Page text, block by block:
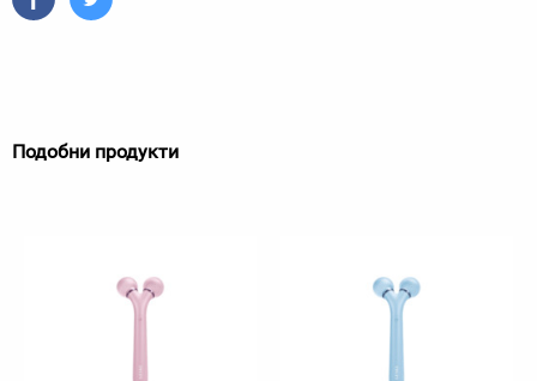
Подобни продукти